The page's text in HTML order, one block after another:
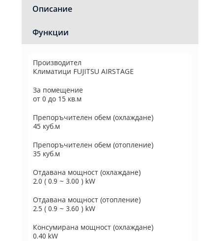
Описание
Функции
Производител
Климатици FUJITSU AIRSTAGE
За помещение
от 0 до 15 кв.м
Препоръчителен обем (охлаждане)
45 куб.м
Препоръчителен обем (отопление)
35 куб.м
Отдавана мощност (охлаждане)
2.0 ( 0.9 ~ 3.00 ) kW
Отдавана мощност (отопление)
2.5 ( 0.9 ~ 3.60 ) kW
Консумирана мощност (охлаждане)
0.40 kW